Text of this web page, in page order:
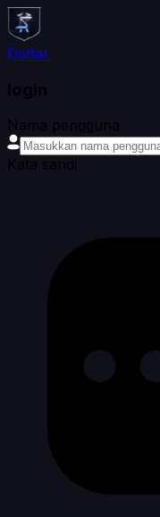
Daftar
login
Nama pengguna
Kata sandi